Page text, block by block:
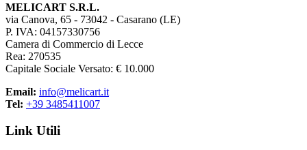
MELICART S.R.L.
via Canova, 65 - 73042 - Casarano (LE)
P. IVA: 04157330756
Camera di Commercio di Lecce
Rea: 270535
Capitale Sociale Versato: € 10.000
Email: info@melicart.it
Tel: +39 3485411007
Link Utili